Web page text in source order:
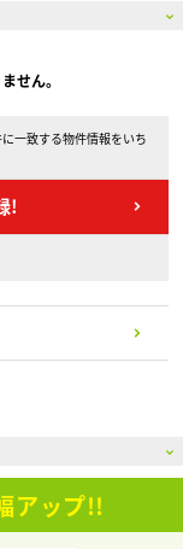
せん。
一致する物件情報をいち
!
アップ!!